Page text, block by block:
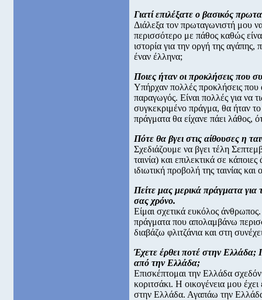
Γιατί επιλέξατε ο βασικός
Διάλεξα τον πρωταγωνιστή μου
περισσότερο με πάθος καθώς
ιστορία για την οργή της
έναν έλληνα;
Ποιες ήταν οι προκλήσεις που
Υπήρχαν πολλές προκλήσεις που
παραγωγός. Είναι πολλές για να
συγκεκριμένο πράγμα, θα ήταν
πράγματα θα είχανε πάει λάθος,
Πότε θα βγει στις αίθουσες η
Σχεδιάζουμε να βγει τέλη
ταινία) και επιλεκτικά σε
ιδιωτική προβολή της ταινίας
Πείτε μας μερικά πράγματα για
σας χρόνο.
Είμαι σχετικά ευκόλος
πράγματα που απολαμβάνω
διαβάζω φλιτζάνια και στη
Έχετε έρθει ποτέ στην Ελλάδα;
από την Ελλάδα;
Επισκέπτομαι την Ελλάδα
κοριτσάκι. Η οικογένεια μου έχει
στην Ελλάδα. Αγαπάω την